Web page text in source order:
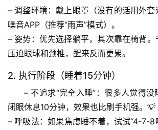
自
然
万
物
人
秘
– 调整环境：戴上眼罩（没有的话用外
噪音APP（推荐“雨声”模式）。
– 姿势 ：优先选择躺平，其次靠在椅背。
压迫眼球和颈椎，醒来反而更累。
2. 执行阶段（睡着15分钟）
– 不追求“完全入睡” ：很多人觉得
闭眼休息10分钟，效果也比刷手机强。💡
– 呼吸法 ：如果焦虑睡不着，试试“4-